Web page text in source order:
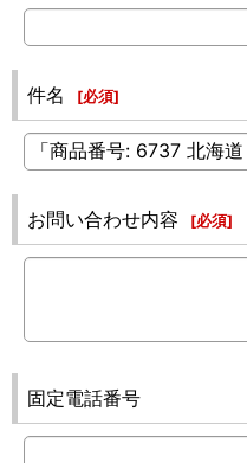
件名 [必須]
お問い合わせ内容 [必須]
固定電話番号